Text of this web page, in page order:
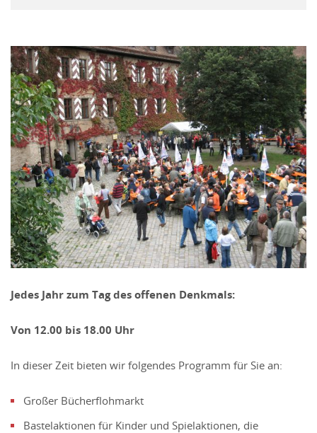
Jedes Jahr zum Tag des offenen Denkmals:
Von 12.00 bis 18.00 Uhr
In dieser Zeit bieten wir folgendes Programm für Sie an:
Großer Bücherflohmarkt
Bastelaktionen für Kinder und Spielaktionen, die